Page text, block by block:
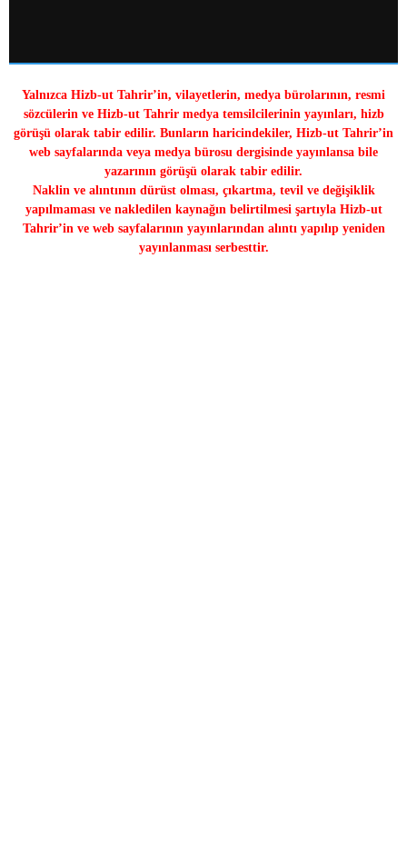
Yalnızca Hizb-ut Tahrir’in, vilayetlerin, medya bürolarının, resmi
sözcülerin ve Hizb-ut Tahrir medya temsilcilerinin yayınları, hizb
görüşü olarak tabir edilir. Bunların haricindekiler, Hizb-ut Tahrir’in
web sayfalarında veya medya bürosu dergisinde yayınlansa bile
yazarının görüşü olarak tabir edilir.
Naklin ve alıntının dürüst olması, çıkartma, tevil ve değişiklik
yapılmaması ve nakledilen kaynağın belirtilmesi şartıyla Hizb-ut
Tahrir’in ve web sayfalarının yayınlarından alıntı yapılıp yeniden
yayınlanması serbesttir.